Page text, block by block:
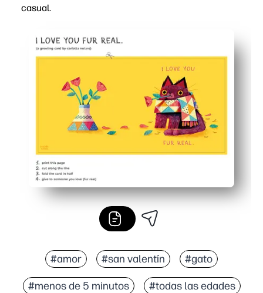
casual.
Fácil de preparar: descarga, imprime, corta, dobla y ya
Compromiso infantil: lindas criaturas y un juego de
Uso flexible: interior en blanco para notas, dibujos o
Práctico en casa: evita tener que ir a la tienda y haz
#amor #san valentín #gato
#menos de 5 minutos #todas las edades